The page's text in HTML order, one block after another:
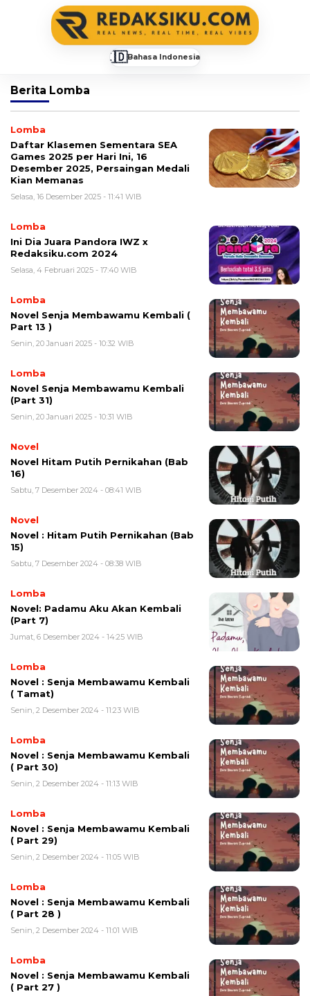
🇮🇩Bahasa Indonesia
Berita Lomba
Lomba
Daftar Klasemen Sementara SEA
Games 2025 per Hari Ini, 16
Desember 2025, Persaingan Medali
Kian Memanas
Selasa, 16 Desember 2025 - 11:41 WIB
Lomba
Ini Dia Juara Pandora IWZ x
Redaksiku.com 2024
Selasa, 4 Februari 2025 - 17:40 WIB
Lomba
Novel Senja Membawamu Kembali (
Part 13 )
Senin, 20 Januari 2025 - 10:32 WIB
Lomba
Novel Senja Membawamu Kembali
(Part 31)
Senin, 20 Januari 2025 - 10:31 WIB
Novel
Novel Hitam Putih Pernikahan (Bab
16)
Sabtu, 7 Desember 2024 - 08:41 WIB
Novel
Novel : Hitam Putih Pernikahan (Bab
15)
Sabtu, 7 Desember 2024 - 08:38 WIB
Lomba
Novel: Padamu Aku Akan Kembali
(Part 7)
Jumat, 6 Desember 2024 - 14:25 WIB
Lomba
Novel : Senja Membawamu Kembali
( Tamat)
Senin, 2 Desember 2024 - 11:23 WIB
Lomba
Novel : Senja Membawamu Kembali
( Part 30)
Senin, 2 Desember 2024 - 11:13 WIB
Lomba
Novel : Senja Membawamu Kembali
( Part 29)
Senin, 2 Desember 2024 - 11:05 WIB
Lomba
Novel : Senja Membawamu Kembali
( Part 28 )
Senin, 2 Desember 2024 - 11:01 WIB
Lomba
Novel : Senja Membawamu Kembali
( Part 27 )